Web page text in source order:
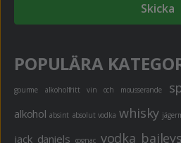
Skicka
POPULÄRA
gourme alkoholfritt vin och mousserande
alkohol absint absolut vodka whisky
jack daniels cognac vodka baileys